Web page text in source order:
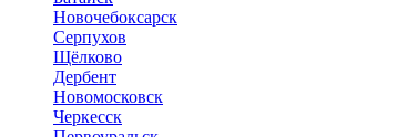
Новочебоксарск
Серпухов
Щёлково
Дербент
Новомосковск
Черкесск